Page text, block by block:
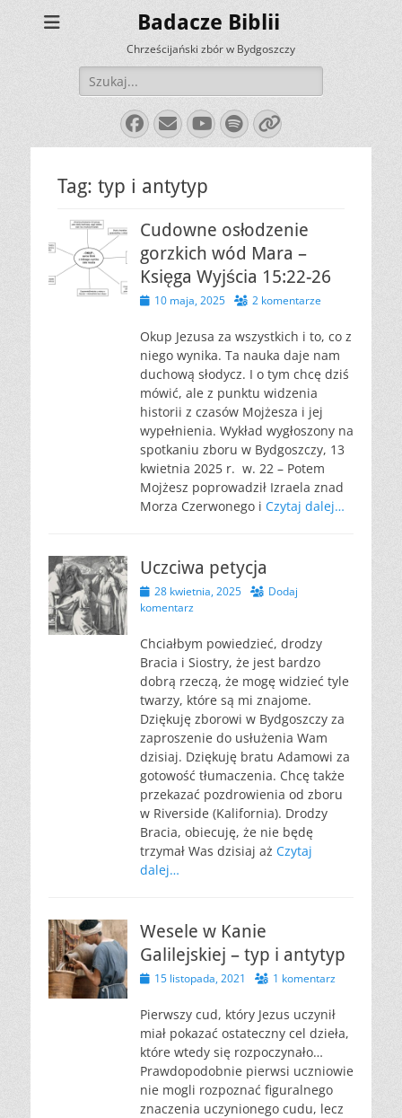
Badacze Biblii
Chrześcijański zbór w Bydgoszczy
Szukaj:
Facebook
E-
mail
YouTube
Spotify
Link
Tag: typ i antytyp
Cudowne osłodzenie
gorzkich wód Mara –
Księga Wyjścia 15:22-26
Opublikowano
10 maja, 2025 2 komentarze
Okup Jezusa za wszystkich i to, co z
niego wynika. Ta nauka daje nam
duchową słodycz. I o tym chcę dziś
mówić, ale z punktu widzenia
historii z czasów Mojżesza i jej
wypełnienia. Wykład wygłoszony na
spotkaniu zboru w Bydgoszczy, 13
kwietnia 2025 r. w. 22 – Potem
Mojżesz poprowadził Izraela znad
Morza Czerwonego i Czytaj dalej…
Uczciwa petycja
Opublikowano
28 kwietnia, 2025
Dodaj
komentarz
Chciałbym powiedzieć, drodzy
Bracia i Siostry, że jest bardzo
dobrą rzeczą, że mogę widzieć tyle
twarzy, które są mi znajome.
Dziękuję zborowi w Bydgoszczy za
zaproszenie do usłużenia Wam
dzisiaj. Dziękuję bratu Adamowi za
gotowość tłumaczenia. Chcę także
przekazać pozdrowienia od zboru
w Riverside (Kalifornia). Drodzy
Bracia, obiecuję, że nie będę
trzymał Was dzisiaj aż Czytaj
dalej…
Wesele w Kanie
Galilejskiej – typ i antytyp
Opublikowano
15 listopada, 2021 1 komentarz
Pierwszy cud, który Jezus uczynił
miał pokazać ostateczny cel dzieła,
które wtedy się rozpoczynało…
Prawdopodobnie pierwsi uczniowie
nie mogli rozpoznać figuralnego
znaczenia uczynionego cudu, lecz